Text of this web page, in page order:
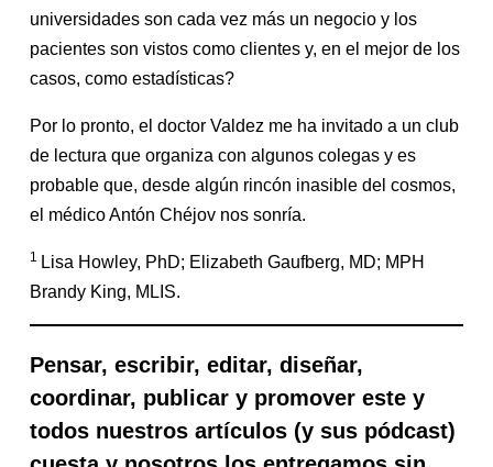
universidades son cada vez más un negocio y los
pacientes son vistos como clientes y, en el mejor de los
casos, como estadísticas?
Por lo pronto, el doctor Valdez me ha invitado a un club
de lectura que organiza con algunos colegas y es
probable que, desde algún rincón inasible del cosmos,
el médico Antón Chéjov nos sonría.
1 Lisa Howley, PhD; Elizabeth Gaufberg, MD; MPH
Brandy King, MLIS.
Pensar, escribir, editar, diseñar,
coordinar, publicar y promover este y
todos nuestros artículos (y sus pódcast)